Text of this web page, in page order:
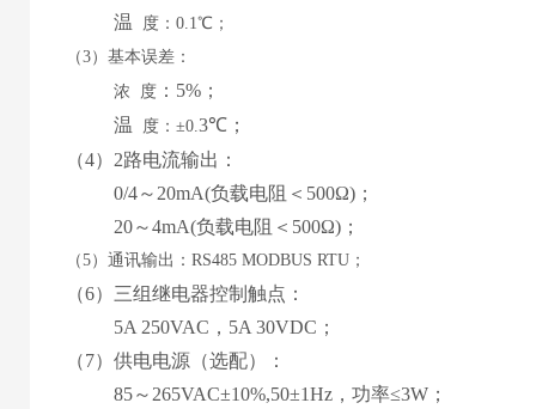
温 度： 0.1℃；
（3）基本误差：
浓
度 ： 5% ；
温
度： ±0.3℃；
（4） 2路电流输出：
0/4～ 20mA(负载电阻＜ 500Ω) ；
20～4mA(负载电阻＜ 500Ω) ；
（5）通讯输出：RS485 MODBUS RTU；
（6） 三组继电器控制触点：
5A 250VAC， 5A 30VDC ；
（7） 供电电源 （选配）
：
85～ 265VAC±10%,50±1Hz，功率≤3W；